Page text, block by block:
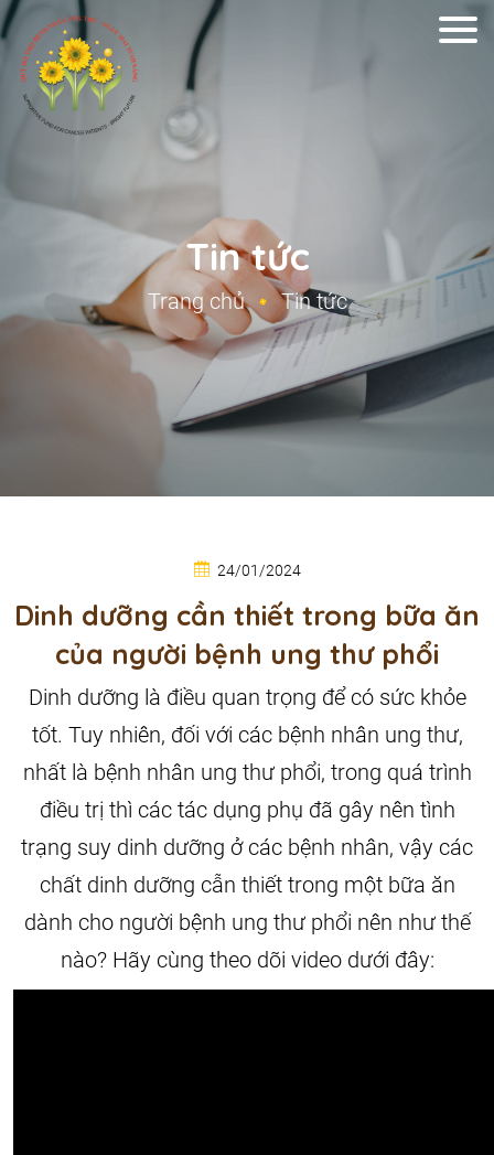
Tin tức
Trang chủ Tin tức
24/01/2024
Dinh dưỡng cần thiết trong bữa ăn
của người bệnh ung thư phổi
Dinh dưỡng là điều quan trọng để có sức khỏe
tốt. Tuy nhiên, đối với các bệnh nhân ung thư,
nhất là bệnh nhân ung thư phổi, trong quá trình
điều trị thì các tác dụng phụ đã gây nên tình
trạng suy dinh dưỡng ở các bệnh nhân, vậy các
chất dinh dưỡng cẫn thiết trong một bữa ăn
dành cho người bệnh ung thư phổi nên như thế
nào? Hãy cùng theo dõi video dưới đây: